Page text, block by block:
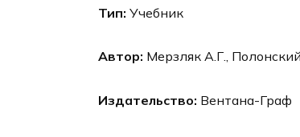
Тип: Учебник
Автор: Мерзляк А.Г.,
Издательство: Вентана-Граф